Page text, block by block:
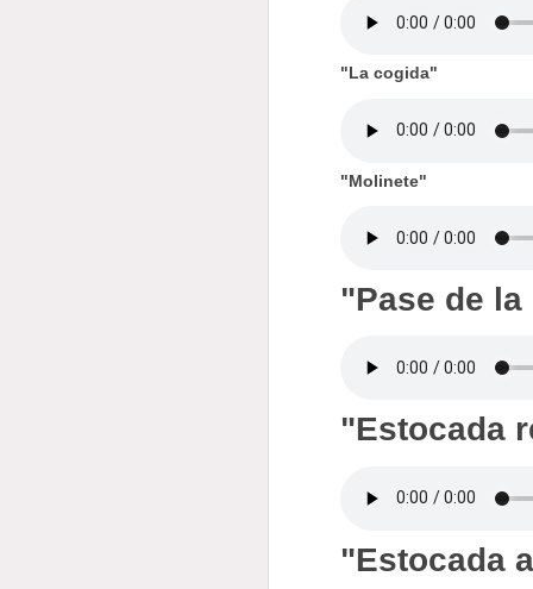
"La cogida"
"Molinete"
"Pase de
"Estocada
"Estocada